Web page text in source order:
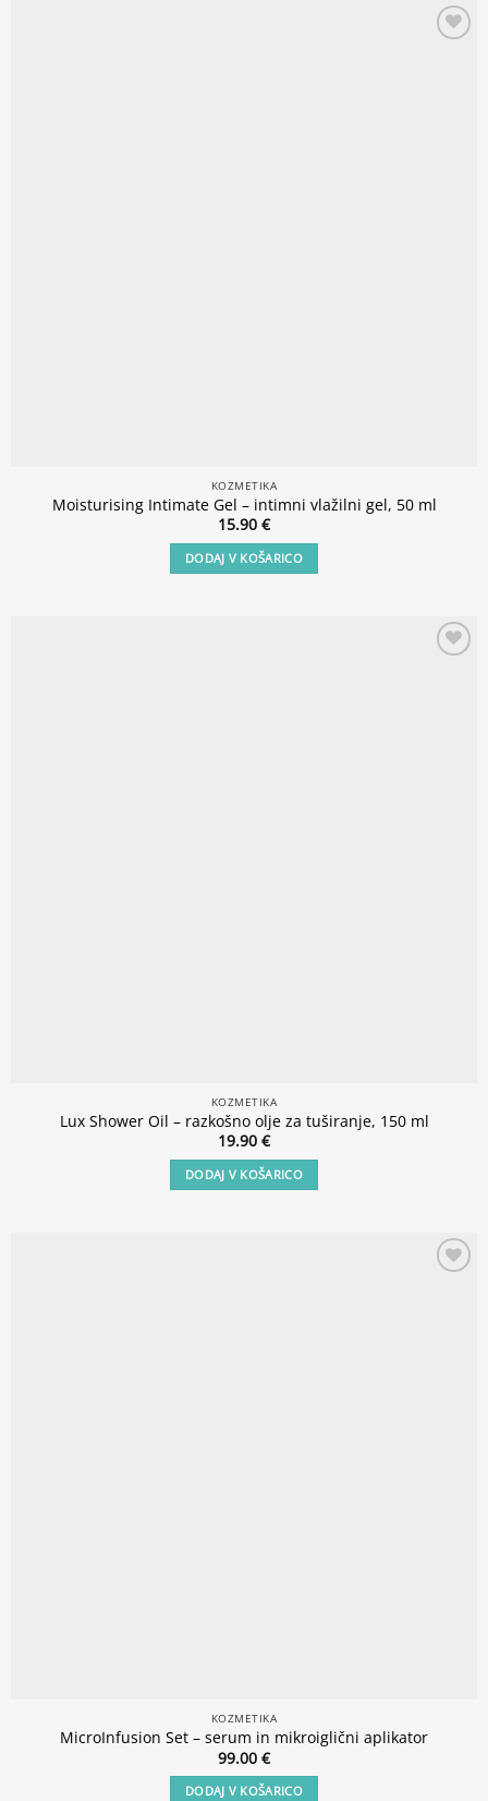
KOZMETIKA
Moisturising Intimate Gel – intimni vlažilni gel, 50 ml
15.90 €
DODAJ V KOŠARICO
KOZMETIKA
Lux Shower Oil – razkošno olje za tuširanje, 150 ml
19.90 €
DODAJ V KOŠARICO
KOZMETIKA
MicroInfusion Set – serum in mikroiglični aplikator
99.00 €
DODAJ V KOŠARICO